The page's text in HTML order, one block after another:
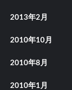
2013年2月
2010年10月
2010年8月
2010年1月